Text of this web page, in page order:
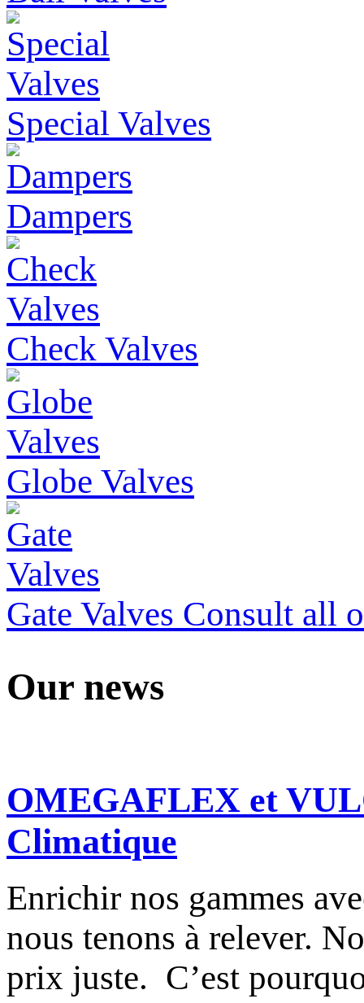
Special Valves
Dampers
Check Valves
Globe Valves
Gate Valves Consult all
Our news
OMEGAFLEX et
Climatique
Enrichir nos gammes
nous tenons à relever.
prix juste. C’est